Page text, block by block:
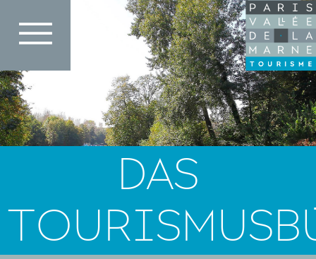
zum
Inhalt
DAS